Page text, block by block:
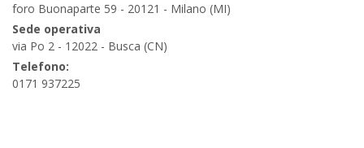
foro Buonaparte 59 - 20121 - Milano (MI)
Sede operativa
via Po 2 - 12022 - Busca (CN)
Telefono:
0171 937225